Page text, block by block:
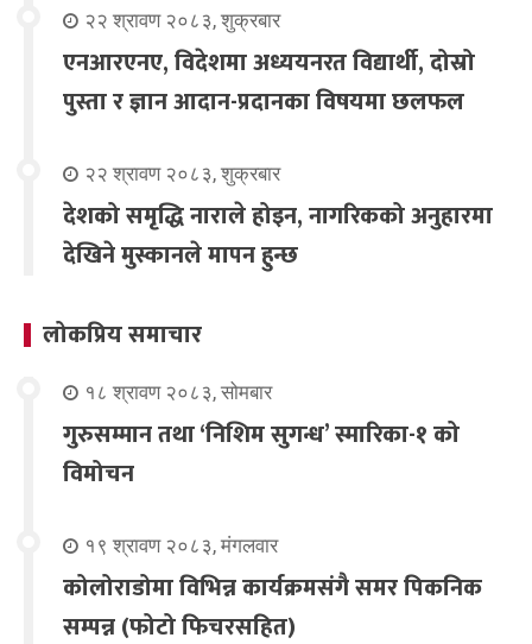
२२ श्रावण २०८३, शुक्रबार
एनआरएनए, विदेशमा अध्ययनरत विद्यार्थी, दोस्रो
पुस्ता र ज्ञान आदान-प्रदानका विषयमा छलफल
२२ श्रावण २०८३, शुक्रबार
देशको समृद्धि नाराले होइन, नागरिकको अनुहारमा
देखिने मुस्कानले मापन हुन्छ
लोकप्रिय समाचार
१८ श्रावण २०८३, सोमबार
गुरुसम्मान तथा ‘निशिम सुगन्ध’ स्मारिका-१ को
विमोचन
१९ श्रावण २०८३, मंगलवार
कोलोराडोमा विभिन्न कार्यक्रमसंगै समर पिकनिक
सम्पन्न (फोटो फिचरसहित)